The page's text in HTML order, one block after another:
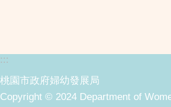
:::
桃園市政府婦幼發展局
Copyright © 2024 Department of